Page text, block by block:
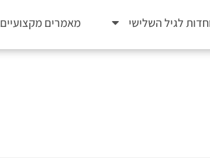
לגיל השלישי מאמרים מקצועיים